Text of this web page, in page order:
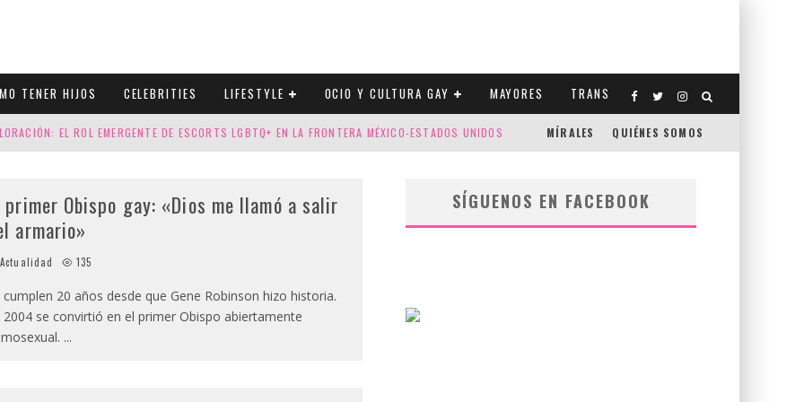
TENER HIJOS CELEBRITIES LIFESTYLE OCIO Y CULTURA GAY MAYORES TRANS
EL ROL EMERGENTE DE ESCORTS LGBTQ+ EN LA FRONTERA MÉXICO-ESTADOS UNIDOS
CUATRO SELLOS QUE HONRAN LA HISTORIA LGTB
DE LA NBA QUE SALIÓ DEL ARMARIO, SE CASA CON SU NOVIO
MÍRALES QUIÉNES SOMOS
primer Obispo gay: «Dios me llamó a salir
armario»
Actualidad 135
cumplen 20 años desde que Gene Robinson hizo historia.
2004 se convirtió en el primer Obispo abiertamente
...
SÍGUENOS EN FACEBOOK